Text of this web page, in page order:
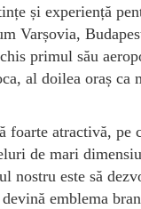
și experiență
Varșovia,
primul său
al doilea oraș
foarte atractivă,
de mari
nostru este să
emblema